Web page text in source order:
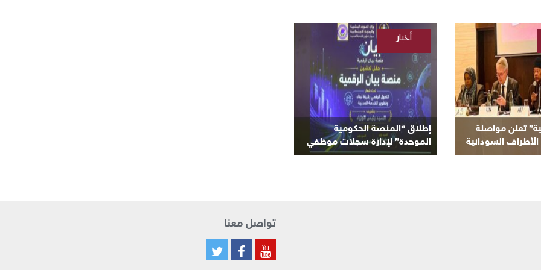
تعلن مواصلة
السودانية
إطلاق “المنصة الحكومية
الموحدة” لإدارة سجلات موظفي
الدولة
أخبار
السودانية
تواصل معنا